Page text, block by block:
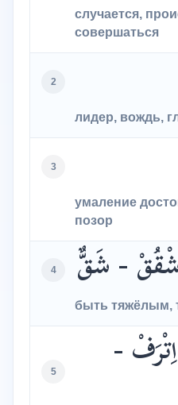
случается,
совершаться
2
лидер, вождь,
3
умаление
позор
4 - شَقٌّ
быть тяжёлым,
5 -